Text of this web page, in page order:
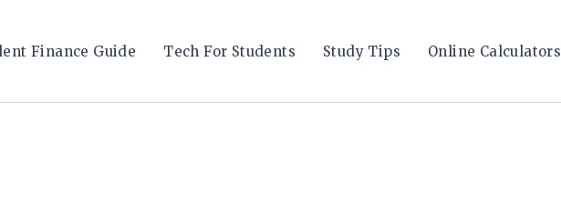
Finance Guide Tech For Students Study Tips Online Calculators